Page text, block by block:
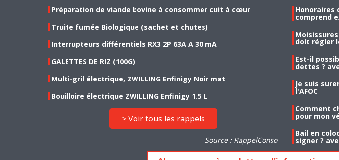
Préparation de viande bovine à consommer cuit à cœur
Truite fumée Biologique (sachet et chutes)
Interrupteurs différentiels RX3 2P 63A A 30 mA
GALETTES DE RIZ (100G)
Multi-gril électrique, ZWILLING Enfinigy Noir mat
Bouilloire électrique ZWILLING Enfinigy 1.5 L
> Voir tous les rappels
Source : RappelConso
Honoraires
comprend
doit régler
Est-il
dettes ?
Je suis
l'AFOC
Comment
pour mon
Bail en
signer ?